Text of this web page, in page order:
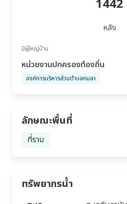
1442
หลัง
มีผู้ใหญ่บ้าน
หน่วยงานปกครองท้องถิ่น
องค์การบริหารส่วนตำบลกมลา
ลักษณะพื้นที่
ที่ราบ
ทรัพยากรน้ำ